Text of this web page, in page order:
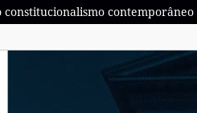
contemporâneo